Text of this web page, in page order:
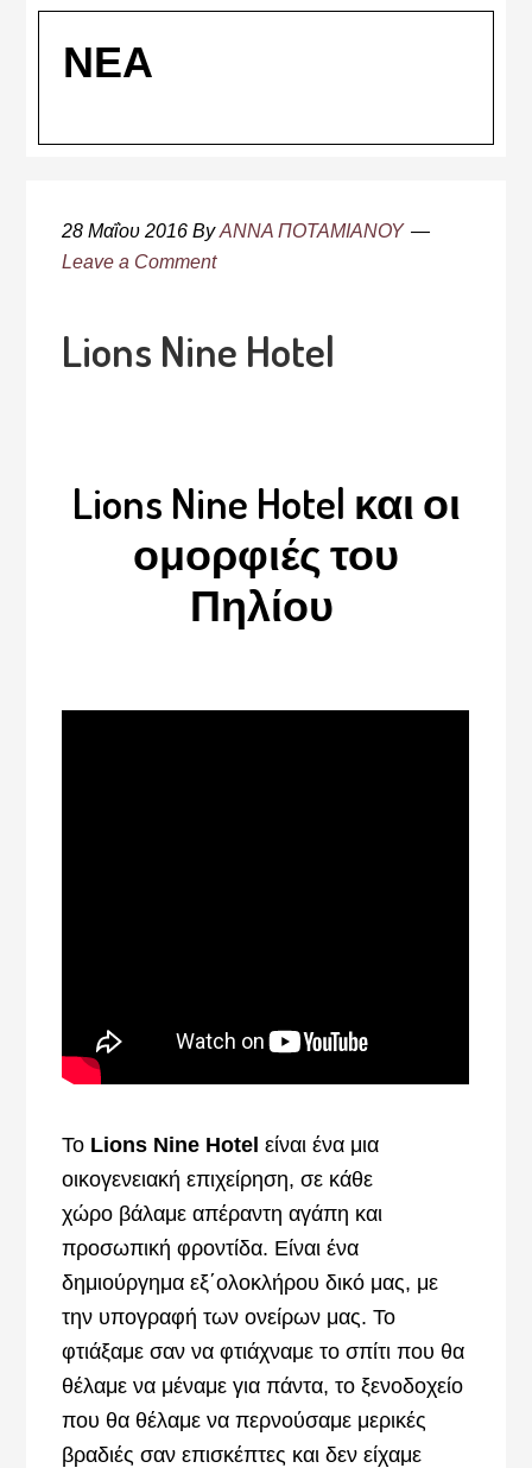
ΝΕΑ
28 Μαΐου 2016 ByΑΝΝΑ ΠΟΤΑΜΙΑΝΟΥ
Leave a Comment
Lions Nine Hotel
Lions Nine Hotel και οι
ομορφιές του
Πηλίου
Το Lions Nine Hotel είναι ένα μια
οικογενειακή επιχείρηση, σε κάθε
χώρο βάλαμε απέραντη αγάπη και
προσωπική φροντίδα. Είναι ένα
δημιούργημα εξ΄ολοκλήρου δικό μας, με
την υπογραφή των ονείρων μας. Το
φτιάξαμε σαν να φτιάχναμε το σπίτι που θα
θέλαμε να μέναμε για πάντα, το ξενοδοχείο
που θα θέλαμε να περνούσαμε μερικές
βραδιές σαν επισκέπτες και δεν είχαμε